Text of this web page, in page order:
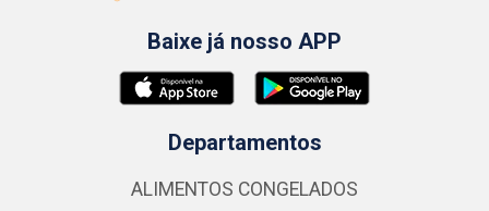
Baixe já nosso APP
Departamentos
ALIMENTOS CONGELADOS